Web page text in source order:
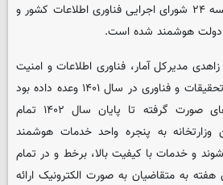
ضوابط مندرج در مصوبه جلسه ۲۴ شورای اجرایی فناوری اطلاعات کشور و
دولت هوشمند شده است.
مدیرکل آمار، فناوری اطلاعات و امنیت
فضای مجازی وزارت علوم، تحقیقات و فناوری در سال ۱۴۰۱ وعده داده بود
که بر اساس برنامه‌ریزی‌های صورت گرفته تا پایان سال ۱۴۰۲ تمام
وزارتخانه به پنجره واحد خدمات هوشمند
و خدمات با کیفیت بالا، برخط و در تمام
به متقاضیان به صورت الکترونیک ارائه